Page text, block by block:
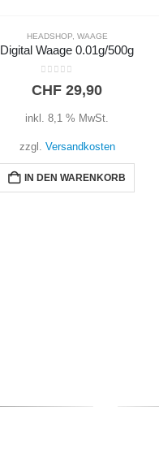
HEADSHOP, WAAGE
Digital Waage 500g/0.01g
CHF 39,90
inkl. 8,1 % MwSt.
zzgl. Versandkosten
IN DEN WARENKORB